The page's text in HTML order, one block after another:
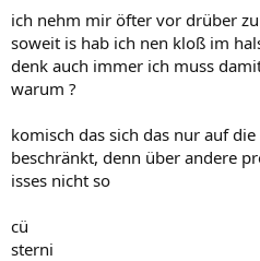
ich nehm mir öfter vor drüber
soweit is hab ich nen kloß im
denk auch immer ich muss
warum ?
komisch das sich das nur auf
beschränkt, denn über andere
isses nicht so
cü
sterni